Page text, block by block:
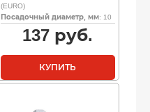
(EURO)
Посадочный диаметр, мм: 10
137 руб.
КУПИТЬ